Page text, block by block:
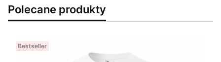
Polecane produkty
Bestseller